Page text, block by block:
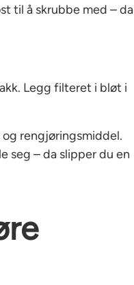
til å skrubbe med – da
Legg filteret i bløt i
rengjøringsmiddel.
seg – da slipper du en